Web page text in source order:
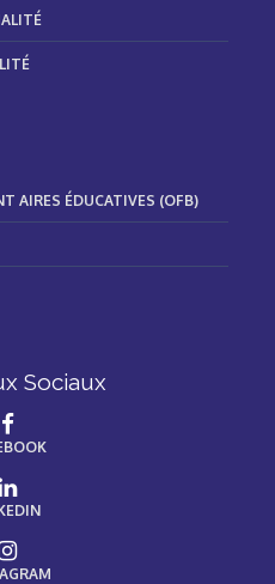
AIRES ÉDUCATIVES (OFB)
Sociaux